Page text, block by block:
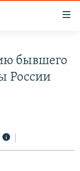
бывшего
России